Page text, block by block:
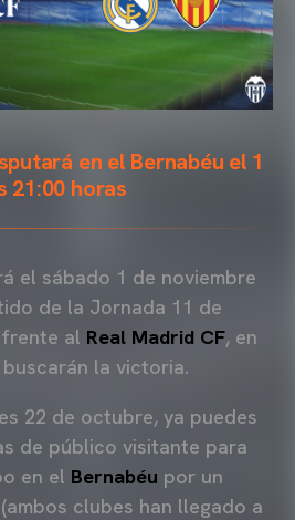
en el Bernabéu el 1
21:00 horas
el sábado 1 de noviembre
de la Jornada 11 de
frente al Real Madrid CF, en
la victoria.
22 de octubre, ya puedes
de público visitante para
en el Bernabéu por un
(ambos clubes han llegado a